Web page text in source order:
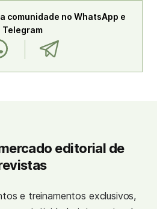
comunidade no WhatsApp e
Telegram
editorial de
e treinamentos exclusivos,